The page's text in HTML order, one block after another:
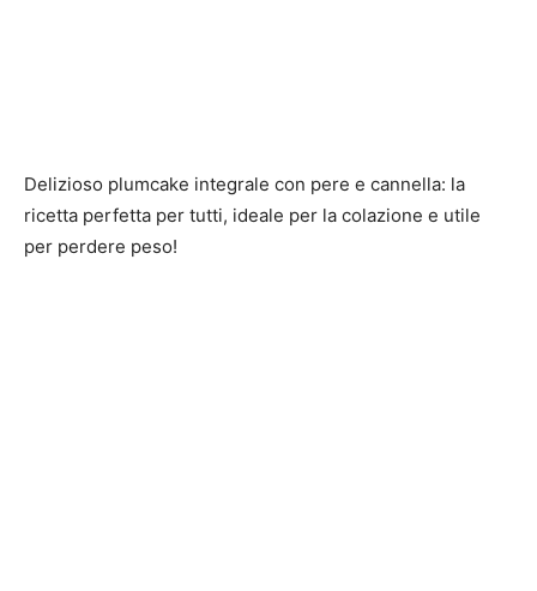
Delizioso plumcake integrale con pere e cannella: la
ricetta perfetta per tutti, ideale per la colazione e utile
per perdere peso!